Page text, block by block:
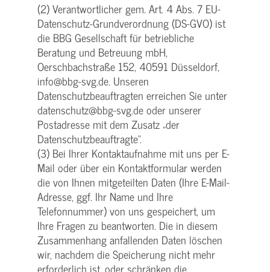
(2) Verantwortlicher gem. Art. 4 Abs. 7 EU-
Datenschutz-Grundverordnung (DS-GVO) ist
die BBG Gesellschaft für betriebliche
Beratung und Betreuung mbH,
Oerschbachstraße 152, 40591 Düsseldorf,
info@bbg-svg.de. Unseren
Datenschutzbeauftragten erreichen Sie unter
datenschutz@bbg-svg.de oder unserer
Postadresse mit dem Zusatz „der
Datenschutzbeauftragte“.
(3) Bei Ihrer Kontaktaufnahme mit uns per E-
Mail oder über ein Kontaktformular werden
die von Ihnen mitgeteilten Daten (Ihre E-Mail-
Adresse, ggf. Ihr Name und Ihre
Telefonnummer) von uns gespeichert, um
Ihre Fragen zu beantworten. Die in diesem
Zusammenhang anfallenden Daten löschen
wir, nachdem die Speicherung nicht mehr